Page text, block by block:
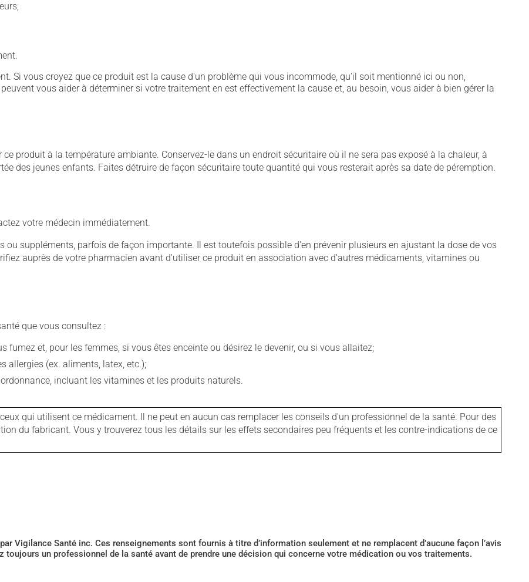
Si vous croyez que ce produit est la cause d'un problème qui vous incommode, qu'il soit mentionné ici ou non,
vous aider à déterminer si votre traitement en est effectivement la cause et, au besoin, vous aider à bien gérer la
produit à la température ambiante. Conservez-le dans un endroit sécuritaire où il ne sera pas exposé à la chaleur, à
des jeunes enfants. Faites détruire de façon sécuritaire toute quantité qui vous resterait après sa date de péremption.
votre médecin immédiatement.
ou suppléments, parfois de façon importante. Il est toutefois possible d'en prévenir plusieurs en ajustant la dose de vos
auprès de votre pharmacien avant d'utiliser ce produit en association avec d'autres médicaments, vitamines ou
que vous consultez :
fumez et, pour les femmes, si vous êtes enceinte ou désirez le devenir, ou si vous allaitez;
allergies (ex. aliments, latex, etc.);
incluant les vitamines et les produits naturels.
qui utilisent ce médicament. Il ne peut en aucun cas remplacer les conseils d'un professionnel de la santé. Pour des
du fabricant. Vous y trouverez tous les détails sur les effets secondaires peu fréquents et les contre-indications de ce
Vigilance Santé inc. Ces renseignements sont fournis à titre d’information seulement et ne remplacent d’aucune façon l’avis
un professionnel de la santé avant de prendre une décision qui concerne votre médication ou vos traitements.